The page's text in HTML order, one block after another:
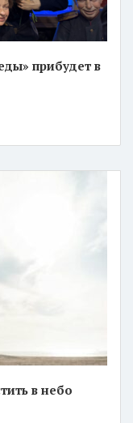
прибудет в
в небо